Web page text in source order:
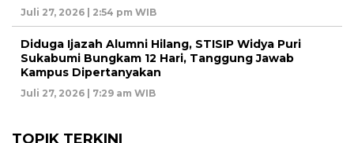
Juli 27, 2026 | 2:54 pm WIB
Diduga Ijazah Alumni Hilang, STISIP Widya Puri
Sukabumi Bungkam 12 Hari, Tanggung Jawab
Kampus Dipertanyakan
Juli 27, 2026 | 7:29 am WIB
TOPIK TERKINI